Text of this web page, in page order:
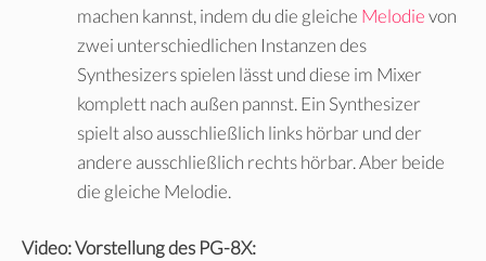
machen kannst, indem du die gleiche Melodievon
zwei unterschiedlichen Instanzen des
Synthesizers spielen lässt und diese im Mixer
komplett nach außen pannst. Ein Synthesizer
spielt also ausschließlich links hörbar und der
andere ausschließlich rechts hörbar. Aber beide
die gleiche Melodie.
Video: Vorstellung des PG-8X: